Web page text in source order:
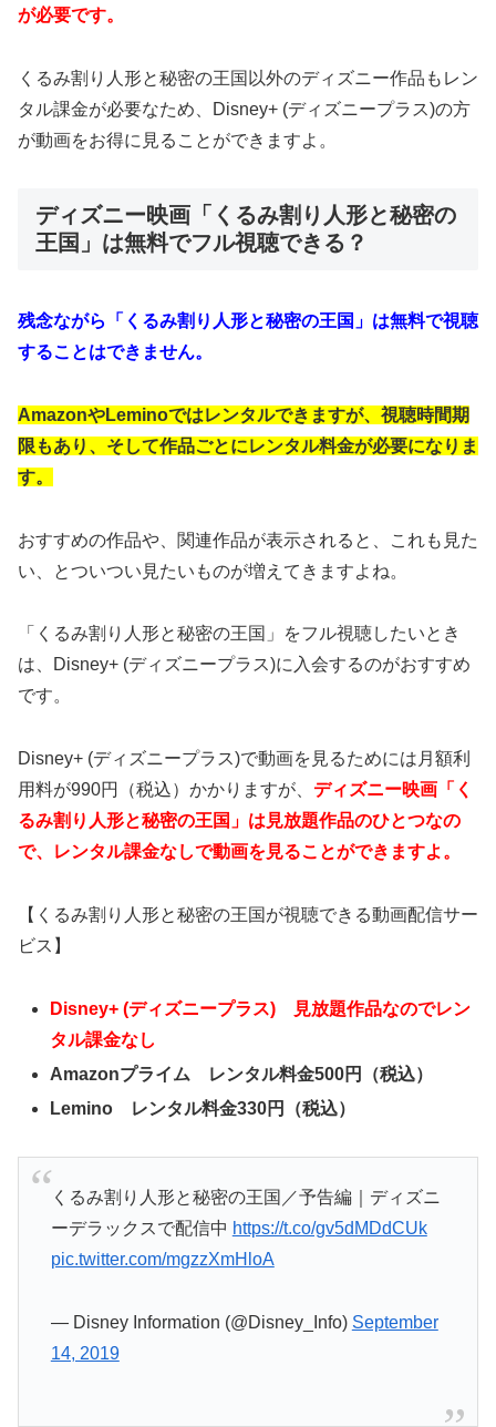
が必要です。
くるみ割り人形と秘密の王国以外のディズニー作品もレン
タル課金が必要なため、Disney+ (ディズニープラス)の方
が動画をお得に見ることができますよ。
ディズニー映画「くるみ割り人形と秘密の
王国」は無料でフル視聴できる？
残念ながら「くるみ割り人形と秘密の王国」は無料で視聴
することはできません。
AmazonやLeminoではレンタルできますが、視聴時間期
限もあり、そして作品ごとにレンタル料金が必要になりま
す。
おすすめの作品や、関連作品が表示されると、これも見た
い、とついつい見たいものが増えてきますよね。
「くるみ割り人形と秘密の王国」をフル視聴したいとき
は、Disney+ (ディズニープラス)に入会するのがおすすめ
です。
Disney+ (ディズニープラス)で動画を見るためには月額利
用料が990円（税込）かかりますが、 ディズニー映画「く
るみ割り人形と秘密の王国」 は見放題作品のひとつなの
で、レンタル課金なしで動画を見ることができますよ。
【くるみ割り人形と秘密の王国が視聴できる動画配信サー
ビス】
Disney+ (ディズニープラス) 見放題作品なのでレン
タル課金なし
Amazonプライム レンタル料金500円（税込）
Lemino レンタル料金330円（税込）
くるみ割り人形と秘密の王国／予告編｜ディズニ
ーデラックスで配信中 https://t.co/gv5dMDdCUk
pic.twitter.com/mgzzXmHloA
— Disney Information (@Disney_Info) September
14, 2019